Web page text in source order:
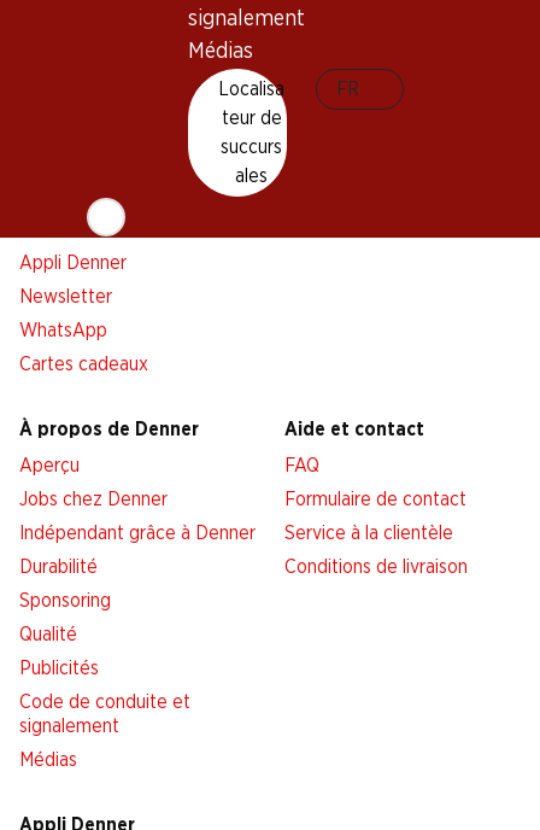
signalement
Médias
Localisa
teur de
succurs
ales
FR
Abonner l'Hebdo Denner
Alarme pour actions
Liste d'achats
Appli Denner
Newsletter
WhatsApp
Cartes cadeaux
Succursales
Nouveaux sites
À propos de Denner
Aperçu
Jobs chez Denner
Indépendant grâce à Denner
Durabilité
Sponsoring
Qualité
Publicités
Code de conduite et
signalement
Médias
Aide et contact
FAQ
Formulaire de contact
Service à la clientèle
Conditions de livraison
Appli Denner